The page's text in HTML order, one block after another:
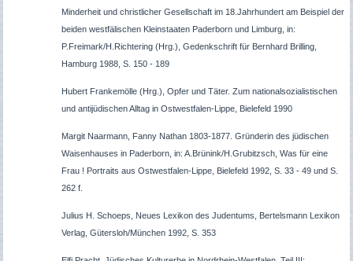
Minderheit und christlicher Gesellschaft im 18.Jahrhundert am Beispiel der
beiden westfälischen Kleinstaaten Paderborn und Limburg, in:
P.Freimark/H.Richtering (Hrg.), Gedenkschrift für Bernhard Brilling,
Hamburg 1988, S. 150 - 189
Hubert Frankemölle (Hrg.), Opfer und Täter. Zum nationalsozialistischen
und antijüdischen Alltag in Ostwestfalen-Lippe, Bielefeld 1990
Margit Naarmann, Fanny Nathan 1803-1877. Gründerin des jüdischen
Waisenhauses in Paderborn, in: A.Brünink/H.Grubitzsch, Was für eine
Frau ! Portraits aus Ostwestfalen-Lippe, Bielefeld 1992, S. 33 - 49 und S.
262 f.
Julius H. Schoeps, Neues Lexikon des Judentums, Bertelsmann Lexikon
Verlag, Gütersloh/München 1992, S. 353